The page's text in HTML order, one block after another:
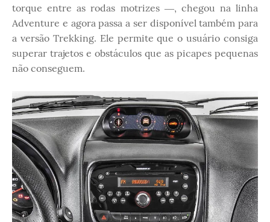
torque entre as rodas motrizes ―, chegou na linha
Adventure e agora passa a ser disponível também para
a versão Trekking. Ele permite que o usuário consiga
superar trajetos e obstáculos que as picapes pequenas
não conseguem.